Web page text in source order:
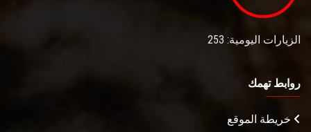
الزيارات اليومية: 253
روابط تهمك
خريطة الموقع